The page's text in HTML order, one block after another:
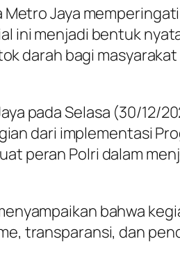
Jaya
ini menjadi bentuk
darah bagi
pada Selasa (30/12/
dari implementasi
peran Polri dalam
bahwa
transparansi, dan